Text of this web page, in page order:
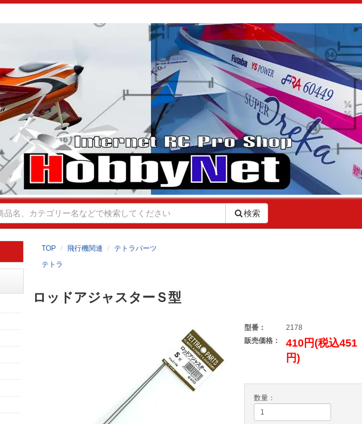
検索
TOP 飛行機関連
テトラパーツ
テトラ
ロッドアジャスターＳ型
型番：
2178
販売価格：
410円(税込451
円)
数量：